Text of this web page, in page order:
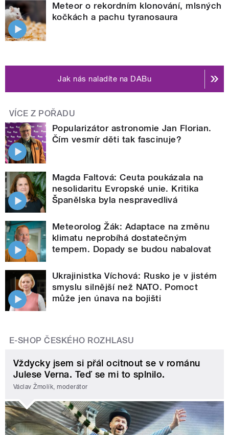
Meteor o rekordním klonování, mlsných
kočkách a pachu tyranosaura
Jak nás naladíte na DABu
VÍCE Z POŘADU
Popularizátor astronomie Jan Florian.
Čím vesmír děti tak fascinuje?
Magda Faltová: Ceuta poukázala na
nesolidaritu Evropské unie. Kritika
Španělska byla nespravedlivá
Meteorolog Žák: Adaptace na změnu
klimatu neprobíhá dostatečným
tempem. Dopady se budou nabalovat
Ukrajinistka Víchová: Rusko je v jistém
smyslu silnější než NATO. Pomoct
může jen únava na bojišti
E-SHOP ČESKÉHO ROZHLASU
Vždycky jsem si přál ocitnout se v románu
Julese Verna. Teď se mi to splnilo.
Václav Žmolík, moderátor